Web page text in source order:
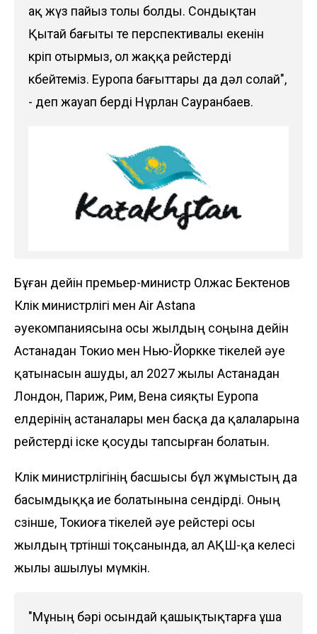
ақ жүз пайыз толы болды. Сондықтан
Қытай бағыты өте перспективалы екенін
көріп отырмыз, ол жаққа рейстерді
көбейтеміз. Еуропа бағыттары да дәл солай",
- деп жауап берді Нұрлан Сауранбаев.
Бұған дейін премьер-министр Олжас Бектенов
Көлік министрлігі мен Air Astana
әуекомпаниясына осы жылдың соңына дейін
Астанадан Токио мен Нью-Йорккетікелей әуе
қатынасын ашуды, ал 2027 жылы Астанадан
Лондон, Париж, Рим, Вена сияқты Еуропа
елдерінің астаналары мен басқа да қалаларына
рейстерді іске қосуды тапсырған болатын.
Көлік министрлігінің басшысы бұл жұмыстың да
басымдыққа ие болатынына сендірді. Оның
сөзінше, Токиоға тікелей әуе рейстері осы
жылдың төртінші тоқсанында, ал АҚШ-қа келесі
жылы ашылуы мүмкін.
"Мұның бәрі осындай қашықтықтарға ұша